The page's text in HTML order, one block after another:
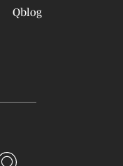
Qblog